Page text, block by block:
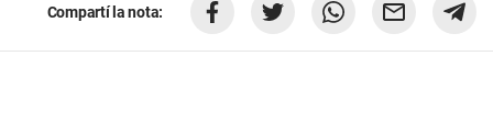
Compartí la nota: